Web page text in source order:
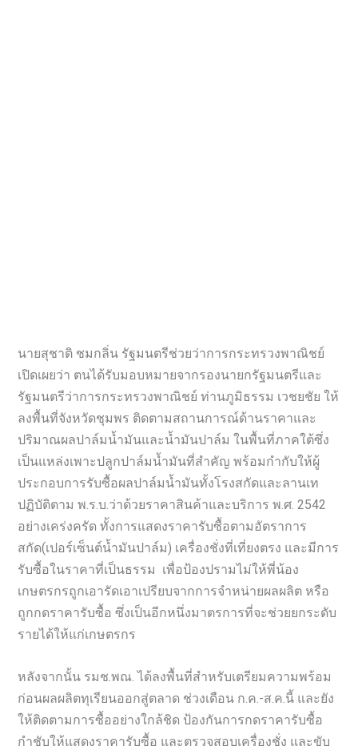
นายสุชาติ ชมกลิ่น รัฐมนตรีช่วยว่าการกระทรวงพาณิชย์
เปิดเผยว่า ตนได้รับมอบหมายจากรองนายกรัฐมนตรีและ
รัฐมนตรีว่าการกระทรวงพาณิชย์ ท่านภูมิธรรม เวชยชัย ให้
ลงพื้นที่จังหวัดชุมพร ติดตามสถานการณ์ด้านราคาและ
ปริมาณผลปาล์มน้ำมันและน้ำมันปาล์ม ในพื้นที่ภาคใต้ซึ่ง
เป็นแหล่งเพาะปลูกปาล์มน้ำมันที่สำคัญ พร้อมกำกับให้ผู้
ประกอบการรับซื้อผลปาล์มน้ำมันทั้งโรงสกัดและลานเท
ปฏิบัติตาม พ.ร.บ.ว่าด้วยราคาสินค้าและบริการ พ.ศ. 2542
อย่างเคร่งครัด ทั้งการแสดงราคารับซื้อตามอัตราการ
สกัด(เปอร์เซ็นต์น้ำมันปาล์ม) เครื่องชั่งที่เที่ยงตรง และมีการ
รับซื้อในราคาที่เป็นธรรม เพื่อป้องปรามไม่ให้พี่น้อง
เกษตรกรถูกเอารัดเอาเปรียบจากการจำหน่ายผลผลิต หรือ
ถูกกดราคารับซื้อ ซึ่งเป็นอีกหนึ่งมาตรการที่จะช่วยยกระดับ
รายได้ให้แก่เกษตรกร
หลังจากนั้น รมช.พณ. ได้ลงพื้นที่สำหรับเตรียมความพร้อม
ก่อนผลผลิตทุเรียนออกสู่ตลาด ช่วงเดือน ก.ค.-ส.ค.นี้ และยัง
ให้ติดตามการซื้ออย่างใกล้ชิด ป้องกันการกดราคารับซื้อ
กำชับให้แสดงราคารับซื้อ และตรวจสอบเครื่องชั่ง และขับ